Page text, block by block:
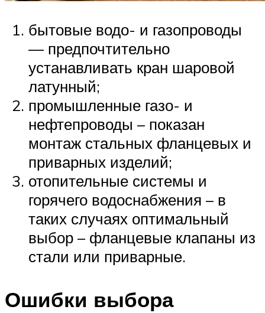
бытовые водо- и газопроводы
— предпочтительно
устанавливать кран шаровой
латунный;
промышленные газо- и
нефтепроводы – показан
монтаж стальных фланцевых и
приварных изделий;
отопительные системы и
горячего водоснабжения – в
таких случаях оптимальный
выбор – фланцевые клапаны из
стали или приварные.
Ошибки выбора